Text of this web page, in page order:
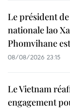
Le président de
nationale lao
Phomvihane
08/08/2026 23:15
Le Vietnam
engagement